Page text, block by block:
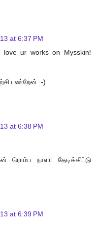
at 6:37 PM
ur works on Mysskin!
பண்றேன் :-)
at 6:38 PM
நாளா தேடிக்கிட்டு
at 6:39 PM